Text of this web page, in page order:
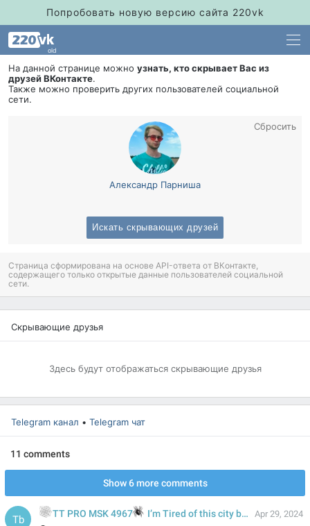
Попробовать новую версию сайта 220vk
old
На данной странице можно узнать, кто скрывает Вас из
друзей ВКонтакте.
Также можно проверить других пользователей социальной
сети.
Александр Парниша
Сбросить
Искать скрывающих друзей
Страница сформирована на основе API-ответа от ВКонтакте,
содержащего только открытые данные пользователей социальной
сети.
Cкрывающие друзья
Здесь будут отображаться cкрывающие друзья
Telegram канал • Telegram чат